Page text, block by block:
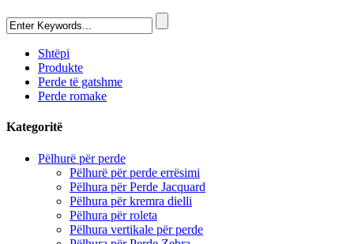
Shtëpi
Produkte
Perde të gatshme
Perde romake
Kategoritë
Pëlhurë për perde
Pëlhurë për perde errësimi
Pëlhura për Perde Jacquard
Pëlhura për kremra dielli
Pëlhura për roleta
Pëlhura vertikale për perde